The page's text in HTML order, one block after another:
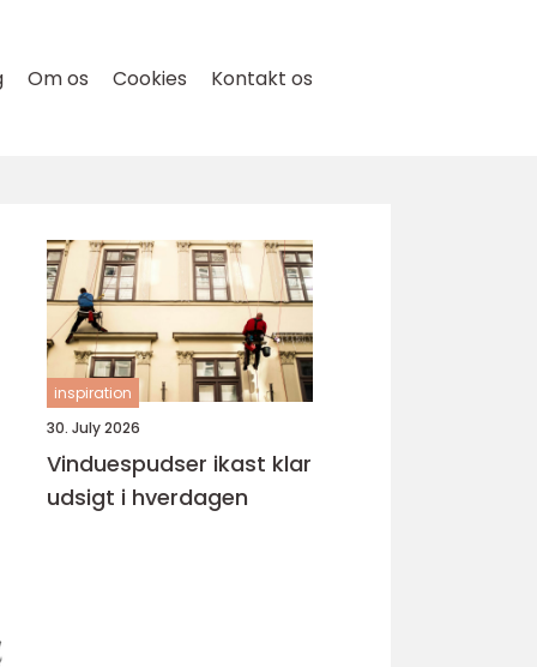
Om os Cookies Kontakt os
inspiration
30. July 2026
Vinduespudser ikast klar
udsigt i hverdagen